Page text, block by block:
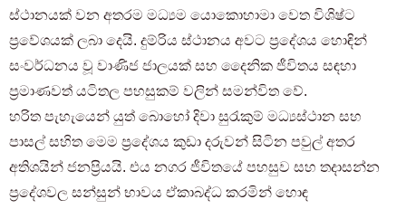
ස්ථානයක් වන අතරම මධ්‍යම යොකොහාමා වෙත විශිෂ්ට
ප්‍රවේශයක් ලබා දෙයි. දුම්රිය ස්ථානය අවට ප්‍රදේශය හොඳින්
සංවර්ධනය වූ වාණිජ ජාලයක් සහ දෛනික ජීවිතය සඳහා
ප්‍රමාණවත් යටිතල පහසුකම් වලින් සමන්විත වේ.
හරිත පැහැයෙන් යුත් බොහෝ දිවා සුරැකුම් මධ්‍යස්ථාන සහ
පාසල් සහිත මෙම ප්‍රදේශය කුඩා දරුවන් සිටින පවුල් අතර
අතිශයින් ජනප්‍රියයි. එය නගර ජීවිතයේ පහසුව සහ තදාසන්න
ප්‍රදේශවල සන්සුන් භාවය ඒකාබද්ධ කරමින් හොඳ